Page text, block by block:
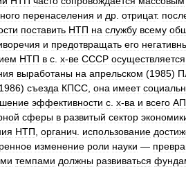
перенаселения и др отрицат.
поставить НТП на службу всему
и предотвращать его
НТП в с х-ве СССР осуществляется
выработаны на апрельском (1985)
1986) съезда КПСС она имеет
эффективности с х-ва и всего
сферы в развитый сектор
НТП органич использование
изменение роли науки —
темпами должны развиваться